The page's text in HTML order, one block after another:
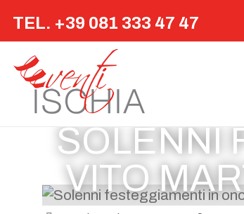
TEL. +39 081 333 47 47
SOLENNI
VITO